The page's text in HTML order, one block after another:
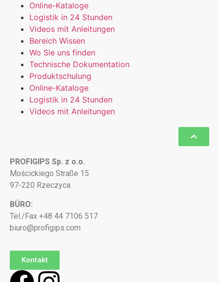
Online-Kataloge
Logistik in 24 Stunden
Videos mit Anleitungen
Bereich Wissen
Wo Sie uns finden
Technische Dokumentation
Produktschulung
Online-Kataloge
Logistik in 24 Stunden
Videos mit Anleitungen
PROFIGIPS Sp. z o.o.
Mościckiego Straße 15
97-220 Rzeczyca
BÜRO:
Tel./Fax +48 44 7106 517
biuro@profigips.com
Kontakt